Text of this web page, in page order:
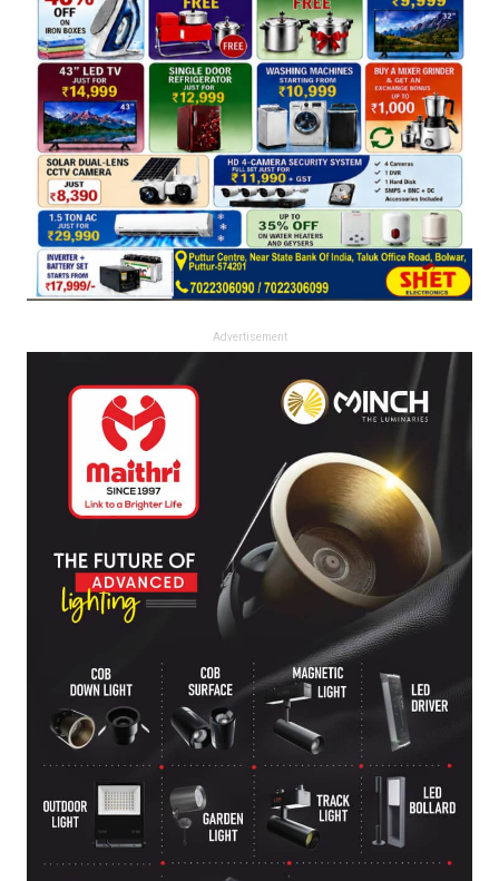
Advertisement